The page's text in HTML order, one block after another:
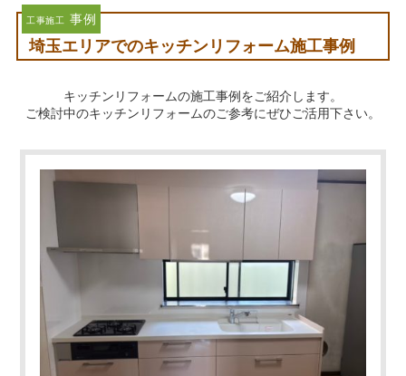
工事施工 事例
埼玉エリアでのキッチンリフォーム施工事例
キッチンリフォームの施工事例をご紹介します。
ご検討中のキッチンリフォームのご参考にぜひご活用下さい。